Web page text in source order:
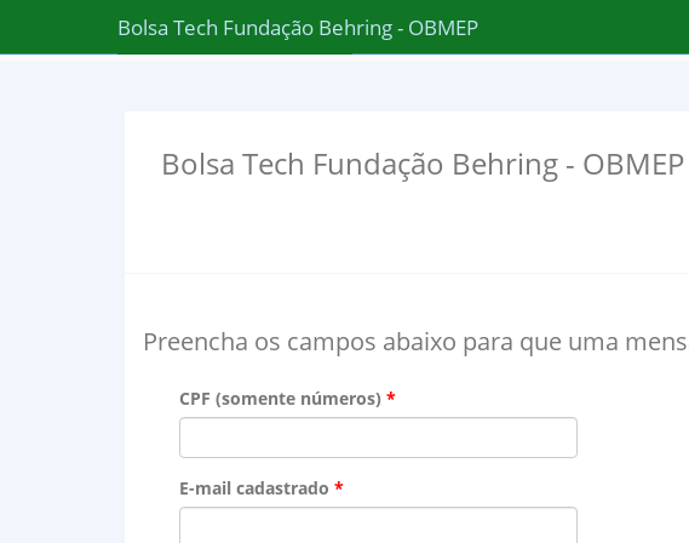
Bolsa Tech Fundação Behring - OBMEP
Bolsa Tech Fundação Behring - OBMEP
Preencha os campos abaixo para que uma
CPF (somente números)
E-mail cadastrado